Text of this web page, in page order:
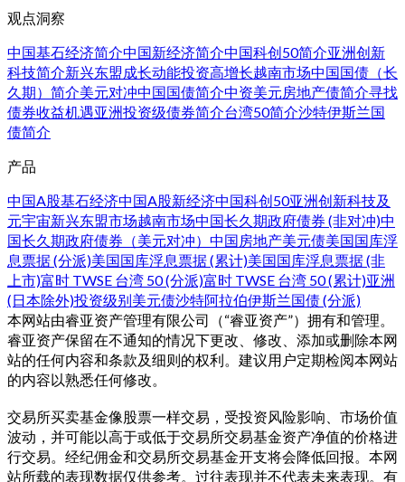
观点洞察
中国基石经济简介中国新经济简介中国科创50简介亚洲创新
科技简介新兴东盟成长动能投资高增长越南市场中国国债（长
久期）简介美元对冲中国国债简介中资美元房地产债简介寻找
债券收益机遇亚洲投资级债券简介台湾50简介沙特伊斯兰国
债简介
产品
中国A股基石经济中国A股新经济中国科创50亚洲创新科技及
元宇宙新兴东盟市场越南市场中国长久期政府债券 (非对冲)中
国长久期政府债券（美元对冲） 中国房地产美元债美国国库浮
息票据 (分派)美国国库浮息票据 (累计)美国国库浮息票据 (非
上市)富时 TWSE 台湾 50 (分派)富时 TWSE 台湾 50 (累计)亚洲
(日本除外)投资级别美元债沙特阿拉伯伊斯兰国债 (分派)
本网站由睿亚资产管理有限公司（“睿亚资产”）拥有和管理。
睿亚资产保留在不通知的情况下更改、修改、添加或删除本网
站的任何内容和条款及细则的权利。建议用户定期检阅本网站
的内容以熟悉任何修改。
交易所买卖基金像股票一样交易，受投资风险影响、市场价值
波动，并可能以高于或低于交易所交易基金资产净值的价格进
行交易。经纪佣金和交易所交易基金开支将会降低回报。本网
站所载的表现数据仅供参考。过往表现并不代表未来表现。有